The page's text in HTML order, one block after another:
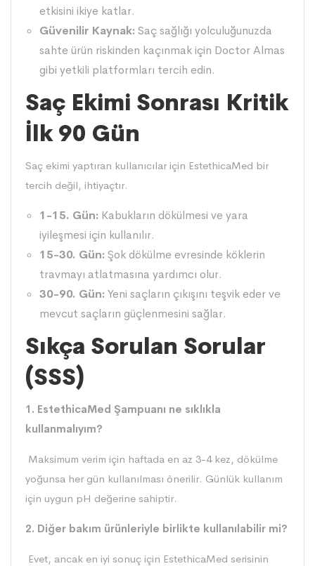
etkisini ikiye katlar.
Güvenilir Kaynak: Saç sağlığı yolculuğunuzda
sahte ürün riskinden kaçınmak için Doctor Almas
gibi yetkili platformları tercih edin.
Saç Ekimi Sonrası Kritik
İlk 90 Gün
Saç ekimi yaptıran kullanıcılar için EstethicaMed bir
tercih değil, ihtiyaçtır.
1-15. Gün: Kabukların dökülmesi ve yara
iyileşmesi için kullanılır.
15-30. Gün: Şok dökülme evresinde köklerin
travmayı atlatmasına yardımcı olur.
30-90. Gün: Yeni saçların çıkışını teşvik eder ve
mevcut saçların güçlenmesini sağlar.
Sıkça Sorulan Sorular
(SSS)
1. EstethicaMed Şampuanı ne sıklıkla
kullanmalıyım?
Maksimum verim için haftada en az 3-4 kez, dökülme
yoğunsa her gün kullanılması önerilir. Günlük kullanım
için uygun pH değerine sahiptir.
2. Diğer bakım ürünleriyle birlikte kullanılabilir mi?
Evet, ancak en iyi sonuç için EstethicaMed serisinin